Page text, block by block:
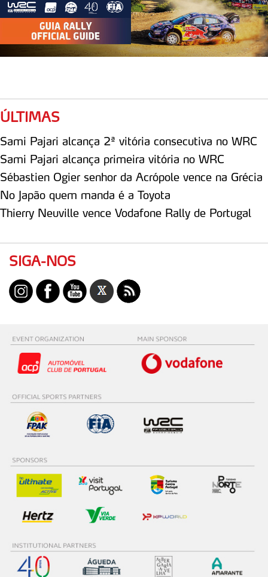
ÚLTIMAS
Sami Pajari alcança 2ª vitória consecutiva no WRC
Sami Pajari alcança primeira vitória no WRC
Sébastien Ogier senhor da Acrópole vence na Grécia
No Japão quem manda é a Toyota
Thierry Neuville vence Vodafone Rally de Portugal
SIGA-NOS